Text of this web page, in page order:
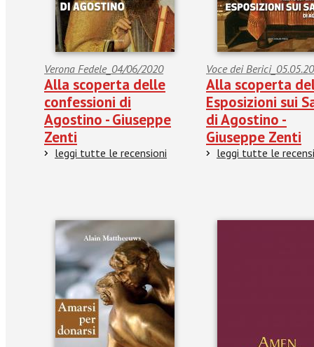
Verona Fedele_04/06/2020
Alla scoperta delle
confessioni di
Agostino - Giuseppe
Zenti
leggi tutte le recensioni
Voce dei
Alla scoperta
Esposizioni sui
di Agostino -
Giuseppe Zenti
leggi tutte le